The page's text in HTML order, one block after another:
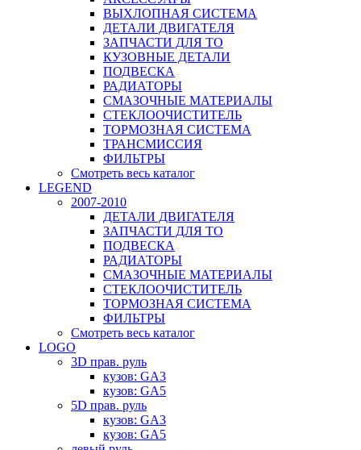
ВЫХЛОПНАЯ СИСТЕМА
ДЕТАЛИ ДВИГАТЕЛЯ
ЗАПЧАСТИ ДЛЯ ТО
КУЗОВНЫЕ ДЕТАЛИ
ПОДВЕСКА
РАДИАТОРЫ
СМАЗОЧНЫЕ МАТЕРИАЛЫ
СТЕКЛООЧИСТИТЕЛЬ
ТОРМОЗНАЯ СИСТЕМА
ТРАНСМИССИЯ
ФИЛЬТРЫ
Смотреть весь каталог
LEGEND
2007-2010
ДЕТАЛИ ДВИГАТЕЛЯ
ЗАПЧАСТИ ДЛЯ ТО
ПОДВЕСКА
РАДИАТОРЫ
СМАЗОЧНЫЕ МАТЕРИАЛЫ
СТЕКЛООЧИСТИТЕЛЬ
ТОРМОЗНАЯ СИСТЕМА
ФИЛЬТРЫ
Смотреть весь каталог
LOGO
3D прав. руль
кузов: GA3
кузов: GA5
5D прав. руль
кузов: GA3
кузов: GA5